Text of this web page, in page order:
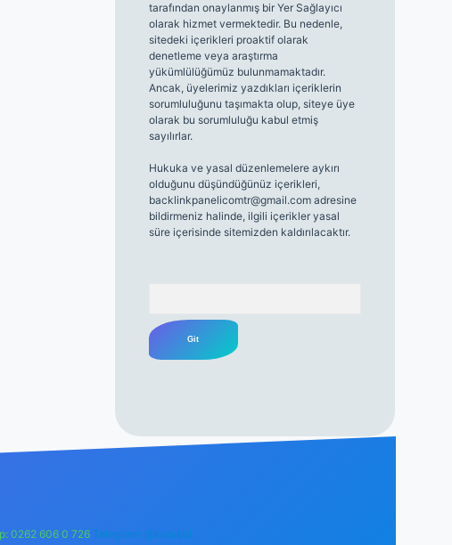
tarafından onaylanmış bir Yer Sağlayıcı
olarak hizmet vermektedir. Bu nedenle,
sitedeki içerikleri proaktif olarak
denetleme veya araştırma
yükümlülüğümüz bulunmamaktadır.
Ancak, üyelerimiz yazdıkları içeriklerin
sorumluluğunu taşımakta olup, siteye üye
olarak bu sorumluluğu kabul etmiş
sayılırlar.
Hukuka ve yasal düzenlemelere aykırı
olduğunu düşündüğünüz içerikleri,
backlinkpanelicomtr@gmail.comadresine
bildirmeniz halinde, ilgili içerikler yasal
süre içerisinde sitemizden kaldırılacaktır.
0262 606 0 726 Telegram: @karabul